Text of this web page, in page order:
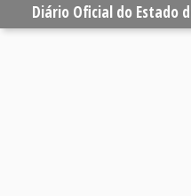
Diário Oficial do Estado